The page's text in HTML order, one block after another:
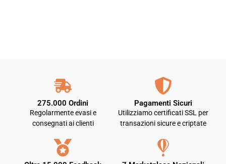
275.000 Ordini
Regolarmente evasi e
consegnati ai clienti
Pagamenti Sicuri
Utilizziamo certificati SSL per
transazioni sicure e criptate